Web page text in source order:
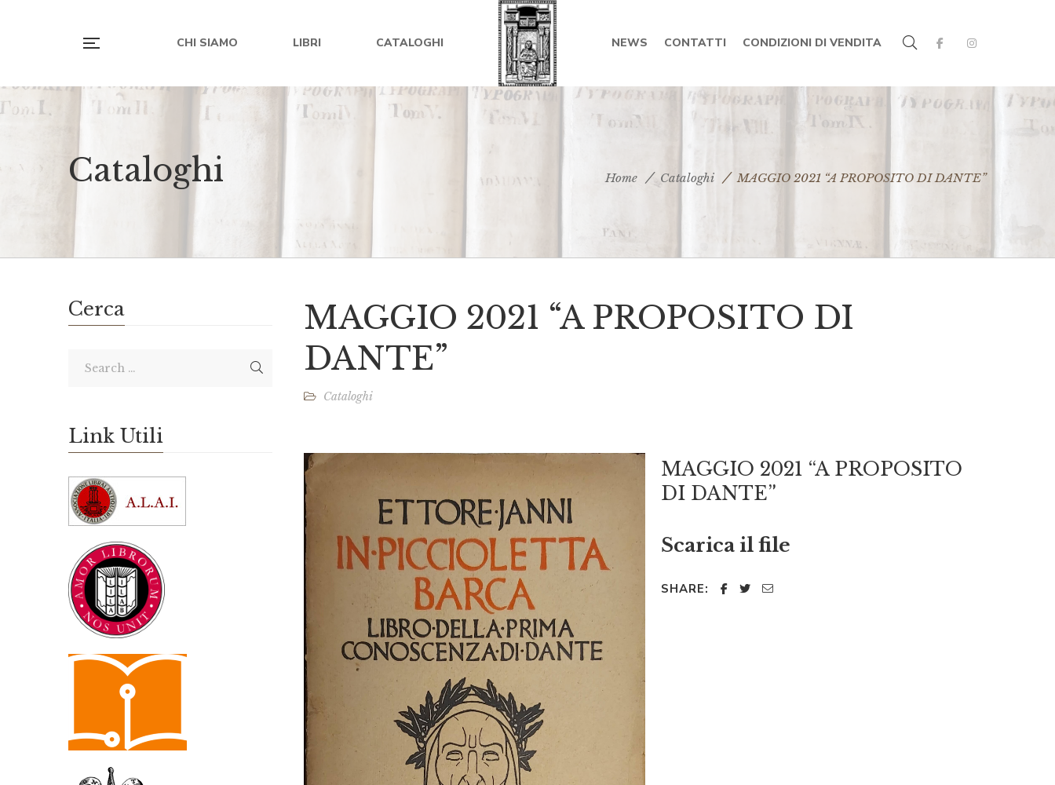
CHI SIAMO LIBRI CATALOGHI NEWS CONTATTI CONDIZIONI DI VENDITA
Cataloghi Home Cataloghi MAGGIO 2021 “A PROPOSITO DI DANTE”
MAGGIO 2021 “A PROPOSITO DI
DANTE”
Cataloghi
MAGGIO 2021 “A PROPOSITO
DI DANTE”
Scarica il file
SHARE:
Cerca
Link Utili